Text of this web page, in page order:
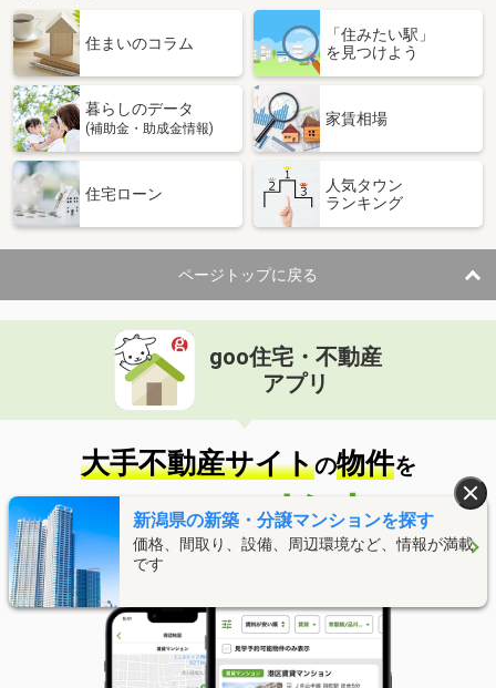
住まいのコラム
「住みたい駅」
を見つけよう
暮らしのデータ
(補助金・助成金情報)
家賃相場
住宅ローン
人気タウン
ランキング
新潟県の新築・分譲マンションを探す
価格、間取り、設備、周辺環境など、情報が満載
です
ページトップに戻る
goo住宅・不動産
アプリ
大手不動産サイトの物件を
まとめて検索！